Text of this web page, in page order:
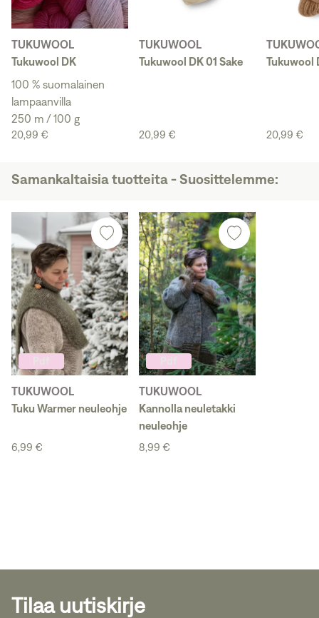
TUKUWOOL
Tukuwool DK
100 % suomalainen
lampaanvilla
250 m / 100 g
20,99 €
TUKUWOOL
Tukuwool DK 01 Sake
20,99 €
Tukuwool
20,99 €
Samankaltaisia tuotteita - Suosittelemme:
TUKUWOOL
Tuku Warmer neuleohje
6,99 €
TUKUWOOL
Kannolla neuletakki
neuleohje
8,99 €
Tilaa uutiskirje